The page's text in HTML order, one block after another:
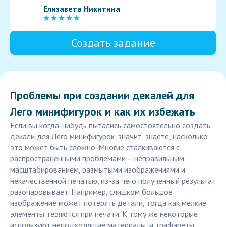
Елизавета Никитина
Создать задание
Проблемы при создании декалей для
Лего минифигурок и как их избежать
Если вы когда-нибудь пытались самостоятельно создать
декали для Лего минифигурок, значит, знаете, насколько
это может быть сложно. Многие сталкиваются с
распространёнными проблемами – неправильным
масштабированием, размытыми изображениями и
некачественной печатью, из-за чего полученный результат
разочаровывает. Например, слишком большое
изображение может потерять детали, тогда как мелкие
элементы теряются при печати. К тому же некоторые